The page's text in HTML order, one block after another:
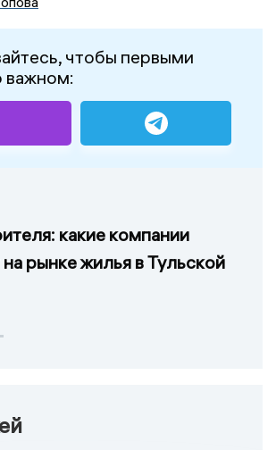
чтобы первыми
важном:
какие компании
рынке жилья в Тульской